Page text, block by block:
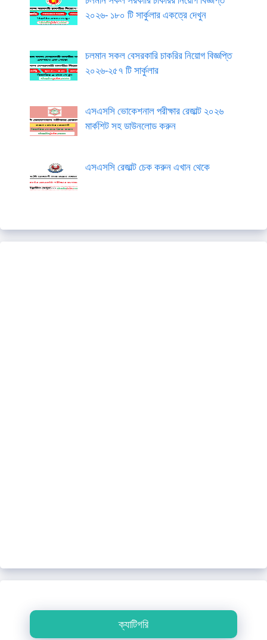
২০২৬- ১৮০ টি সার্কুলার একত্রে দেখুন
চলমান সকল বেসরকারি চাকরির নিয়োগ বিজ্ঞপ্তি
২০২৬-২৫৭ টি সার্কুলার
এসএসসি ভোকেশনাল পরীক্ষার রেজাল্ট ২০২৬
মার্কশিট সহ ডাউনলোড করুন
এসএসসি রেজাল্ট চেক করুন এখান থেকে
ক্যাটিগরি